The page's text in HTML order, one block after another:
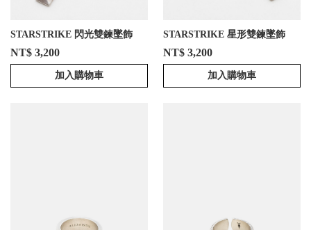
STARSTRIKE 閃光雙鍊墜飾
NT$ 3,200
加入購物車
STARSTRIKE 星形雙鍊墜飾
NT$ 3,200
加入購物車